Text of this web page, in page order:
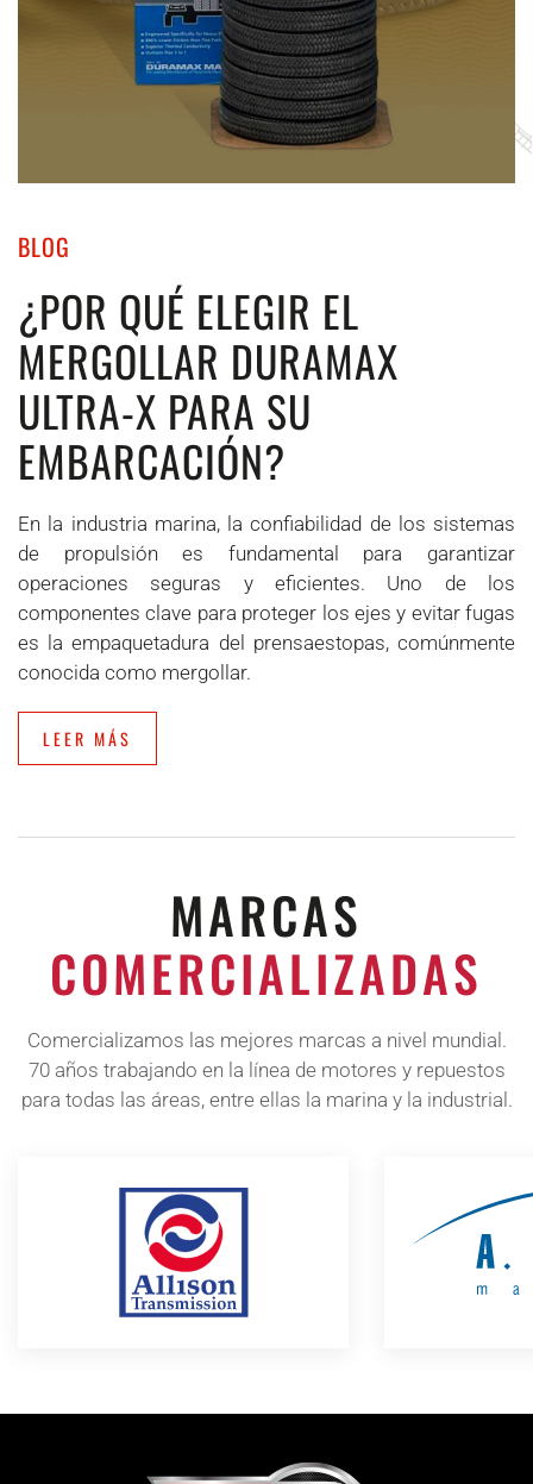
BLOG
¿POR QUÉ ELEGIR EL
MERGOLLAR DURAMAX
ULTRA-X PARA SU
EMBARCACIÓN?
En la industria marina, la confiabilidad de los sistemas
de propulsión es fundamental para garantizar
operaciones seguras y eficientes. Uno de los
componentes clave para proteger los ejes y evitar fugas
es la empaquetadura del prensaestopas, comúnmente
conocida como mergollar.
LEER MÁS
MARCAS
COMERCIALIZADAS
Comercializamos las mejores marcas a nivel mundial.
70 años trabajando en la línea de motores y repuestos
para todas las áreas, entre ellas la marina y la industrial.